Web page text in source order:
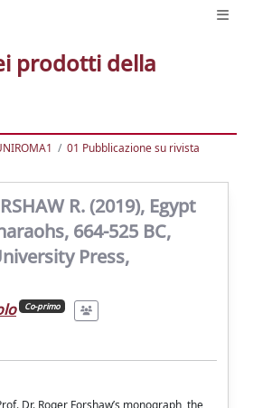
prodotti della
01 Pubblicazione su rivista
R. (2019), Egypt
664-525 BC,
Press,
Co-primo
Dr. Roger Forshaw’s monograph, the